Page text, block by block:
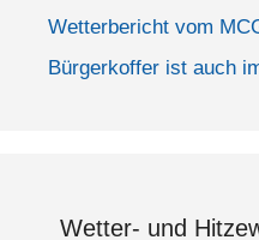
Wetterbericht vom
Bürgerkoffer ist auch
Wetter- und